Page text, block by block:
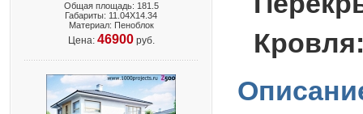
Общая площадь: 181.5
Габариты: 11.04X14.34
Материал: Пеноблок
Цена: 46900руб.